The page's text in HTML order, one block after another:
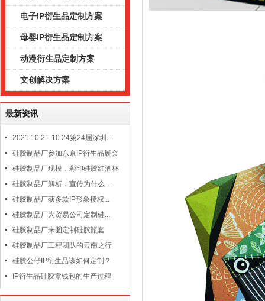
电子IP衍生品定制方案
母婴IP衍生品定制方案
动漫衍生品定制方案
文创解决方案
最新资讯
2021.10.21-10.24第24届深圳...
硅胶制品厂参加东京IP衍生品展会
硅胶制品厂现模，彩印硅胶红酒杯
硅胶制品厂解析：宣传为什么...
硅胶制品厂获多款IP形象授权...
硅胶制品厂为贸易公司定制硅...
硅胶制品厂来图定制硅胶瓶套
硅胶制品厂工程团队的云南之行
硅胶公仔IP衍生品该如何定制？
IP衍生品硅胶零钱包的生产过程